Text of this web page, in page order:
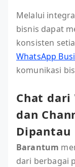
Melalui
bisnis dapat
konsisten
WhatsApp
komunikasi
Chat dari
dan
Dipantau
Barantum
dari berbagai